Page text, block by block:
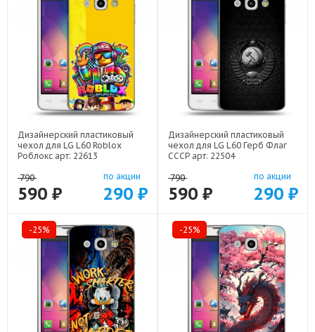
Дизайнерский пластиковый
чехол для LG L60 Roblox
Роблокс арт: 22613
790
590 ₽
по акции
290 ₽
Дизайнерский пластиковый
чехол для LG L60 Герб Флаг
СССР арт: 22504
790
590 ₽
по акции
290 ₽
-25% -25%